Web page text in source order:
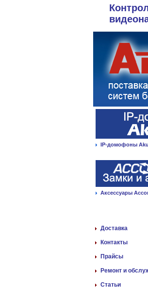
IP-домофоны
Аксессуары
Доставка
Контакты
Прайсы
Ремонт и
Статьи